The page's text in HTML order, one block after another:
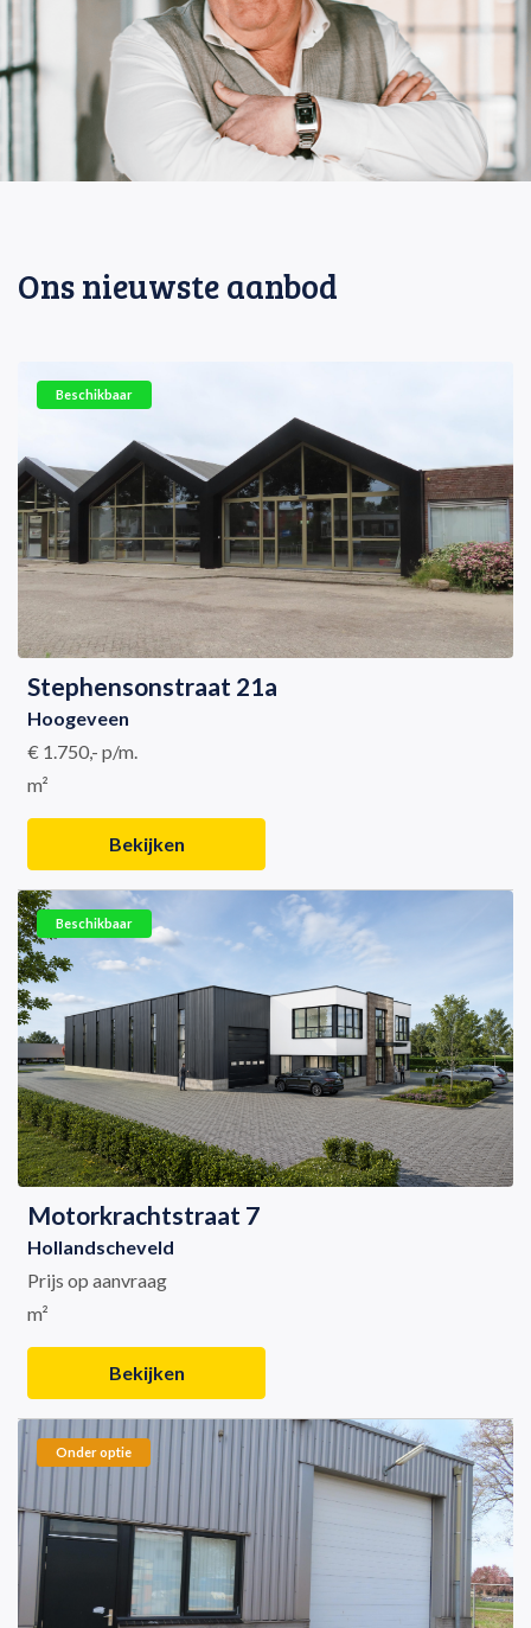
Ons nieuwste aanbod
Beschikbaar
Stephensonstraat 21a
Hoogeveen
€ 1.750,- p/m.
m²
Bekijken
Beschikbaar
Motorkrachtstraat 7
Hollandscheveld
Prijs op aanvraag
m²
Bekijken
Onder optie